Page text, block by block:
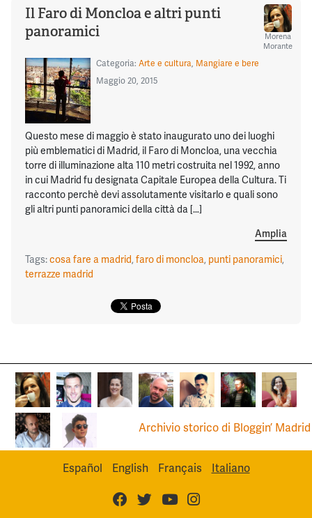
Il Faro di Moncloa e altri punti
panoramici
Morena
Morante
Categoria: Arte e cultura, Mangiare e bere
Maggio 20, 2015
Questo mese di maggio è stato inaugurato uno dei luoghi
più emblematici di Madrid, il Faro di Moncloa, una vecchia
torre di illuminazione alta 110 metri costruita nel 1992, anno
in cui Madrid fu designata Capitale Europea della Cultura. Ti
racconto perchè devi assolutamente visitarlo e quali sono
gli altri punti panoramici della città da […]
Amplia
Tags:cosa fare a madrid, faro di moncloa, punti panoramici,
terrazze madrid
Archivio storico di Bloggin’ Madrid
Español English Français Italiano